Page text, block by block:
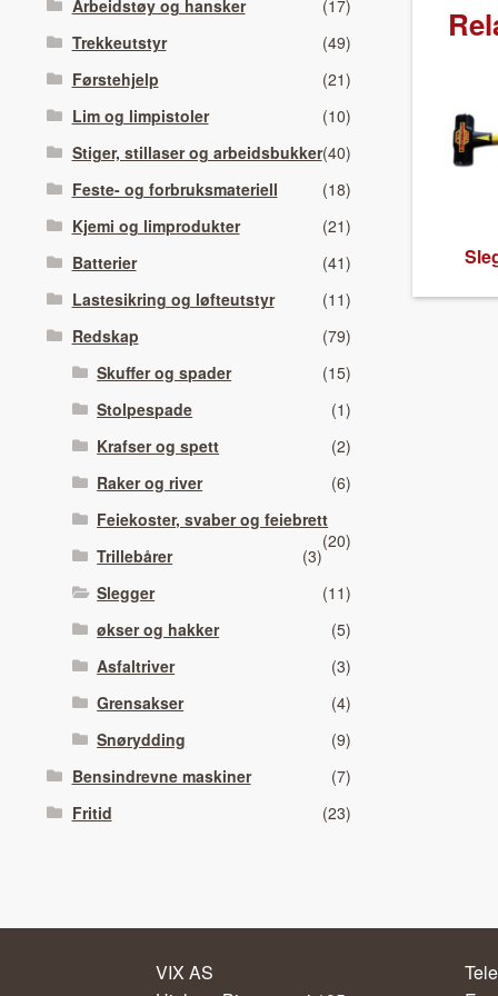
Arbeidstøy og hansker
(17)
Trekkeutstyr
(49)
Førstehjelp
(21)
Lim og limpistoler
(10)
Stiger, stillaser og arbeidsbukker(40)
Feste- og forbruksmateriell
(18)
Kjemi og limprodukter
(21)
Batterier
(41)
Lastesikring og løfteutstyr
(11)
Redskap
(79)
Skuffer og spader
(15)
Stolpespade
(1)
Krafser og spett
(2)
Raker og river
(6)
Feiekoster, svaber og feiebrett
(20)
Trillebårer
(3)
Slegger
(11)
økser og hakker
(5)
Asfaltriver
(3)
Grensakser
(4)
Snørydding
(9)
Bensindrevne maskiner
(7)
Fritid
(23)
VIX AS